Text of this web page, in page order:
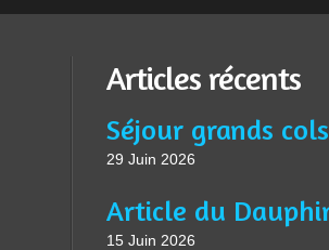
Articles récents
Séjour grands cols
29 Juin 2026
15 Juin 2026